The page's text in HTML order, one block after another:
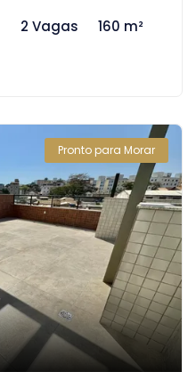
2 Vagas 160 m²
Pronto para Morar